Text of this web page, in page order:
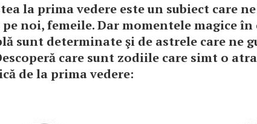
la prima vedere este un subiect care
noi, femeile. Dar momentele magice în
sunt determinate şi de astrele care ne
care sunt zodiile care simt o
de la prima vedere: